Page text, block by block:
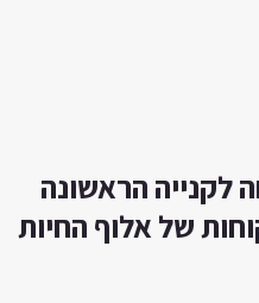
10% הנחה לקנייה הראשונה
של אלוף החיות